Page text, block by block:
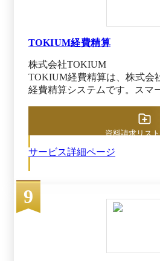
タ）出力によって、支払業務
リットです。 ※出典：マネーフォワード クラウド債
TOKIUM経費精算
株式会社TOKIUM
TOKIUM経費精算は、株式会
経費精算システムです。スマ
わかりやすい操作画面で誰で
後はタイムライン上で承認進
を一括代行するため、経費処
案内と連携して入力業務を自
す。 料金体系は領収書件数に応じた従量課金制で、
アカウント数は無制限、追加
大時もコスト増を抑えられます。 ※出典：
サービス詳細ページ
資料請求リス
9